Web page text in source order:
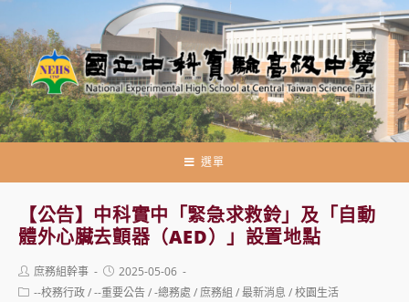
轉
至
主
要
內
選單
【公告】中科實中「緊急求救鈴」及「自動
體外心臟去顫器（AED）」設置地點
Post
author:
庶務組幹事
Post
published:
2025-05-06
Post--校務行政/--重要公告/-總務處 /庶務組 /最新消息 /校園生活